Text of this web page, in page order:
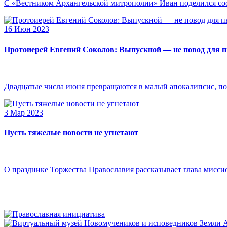
С «Вестником Архангельской митрополии» Иван поделился
16 Июн 2023
Протоиерей Евгений Соколов: Выпускной — не повод для
Двадцатые числа июня превращаются в малый апокалипсис,
3 Мар 2023
Пусть тяжелые новости не угнетают
О празднике Торжества Православия рассказывает глава